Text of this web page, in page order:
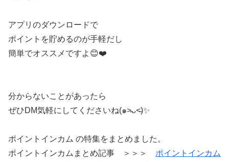
アプリのダウンロードで
ポイントを貯めるのが手軽だし
簡単でオススメですよ😊❤️
分からないことがあったら
ぜひDM気軽にしてくださいね(๑˃̵ᴗ˂̵)✨
ポイントインカム の特集をまとめました。
ポイントインカムまとめ記事 ＞＞＞ ポイントインカム